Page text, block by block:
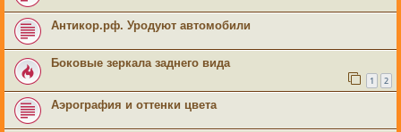
Антикор.рф. Уродуют автомобили
Боковые зеркала заднего вида
1 2
Аэрография и оттенки цвета